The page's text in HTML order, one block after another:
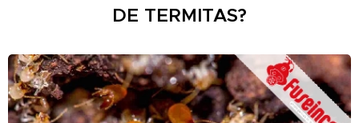
DE TERMITAS?